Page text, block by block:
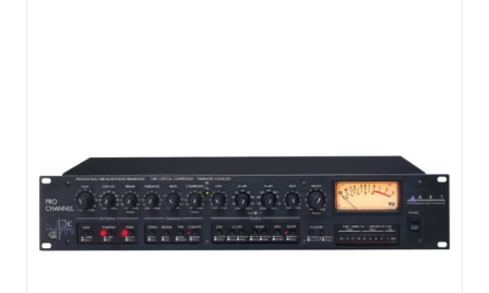
Yeni Gelenler
Kampanyalar